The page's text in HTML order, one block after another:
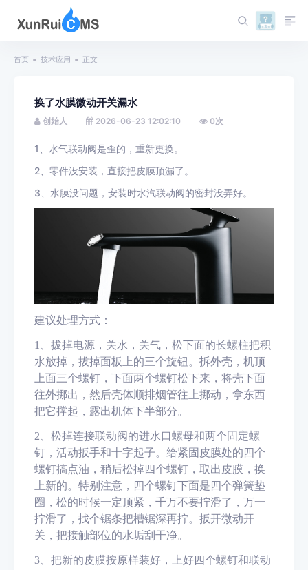
首页 技术应用 正文
换了水膜微动开关漏水
创始人 2026-06-23 12:02:10 0次
1、水气联动阀是歪的，重新更换。
2、零件没安装，直接把皮膜顶漏了。
3、水膜没问题，安装时水汽联动阀的密封没弄好。
建议处理方式：
1、 拔掉电源，关水，关气，松下面的长螺柱把积
水放掉，拔掉面板上的三个旋钮。拆外壳 ， 机顶
上面三个螺钉，下面两个螺钉松下来，将壳下面
往外挪出，然后壳体顺排烟管往上挪动，拿东西
把它撑起，露出机体下半部分。
2、 松掉连接联动阀的进水口螺母和两个固定螺
钉 ， 活动扳手和十字起子。给紧固皮膜处的四个
螺钉搞点油，稍后松掉四个螺钉，取出皮膜，换
上新的。特别注意，四个螺钉下面是四个弹簧垫
圈，松的时候一定顶紧，千万不要拧滑了，万一
拧滑了，找个锯条把槽锯深再拧。扳开微动开
关，把接触部位的水垢刮干净。
3、 把新的皮膜按原样装好，上好四个螺钉和联动